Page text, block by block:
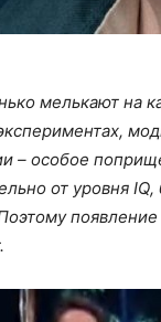
мелькают на
– особое
от уровня